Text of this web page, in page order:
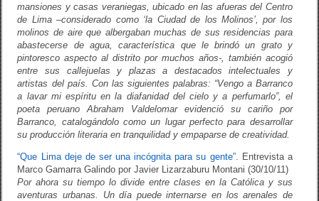
mansiones y casas veraniegas, ubicado en las afueras del Centro
de Lima –considerado como ‘la Ciudad de los Molinos’, por los
molinos de aire que albergaban muchas de sus residencias para
abastecerse de agua, característica que le brindó un grato y
pintoresco aspecto al distrito por muchos años-, también acogió
entre sus callejuelas y plazas a destacados intelectuales y
artistas del país. Con las siguientes palabras: “Vengo a Barranco
a lavar mi espíritu en la diafanidad del cielo y a perfumarlo”, el
poeta peruano Abraham Valdelomar evidenció su cariño por
Barranco, catalogándolo como un lugar perfecto para desarrollar
su producción literaria en tranquilidad y empaparse de creatividad.
“Que Lima deje de ser una incógnita para su gente”. Entrevista a
Marco Gamarra Galindo por Javier Lizarzaburu Montani (30/10/11)
Por ahora su tiempo lo divide entre clases en la Católica y sus
aventuras urbanas. Un día puede internarse en los arenales de